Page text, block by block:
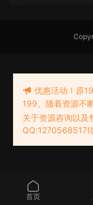
首页
优惠活动！原
199。随着资源不
关于资源咨询以及
QQ:1270568517(